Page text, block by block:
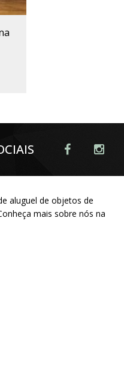
aluguel de objetos de
mais sobre nós na